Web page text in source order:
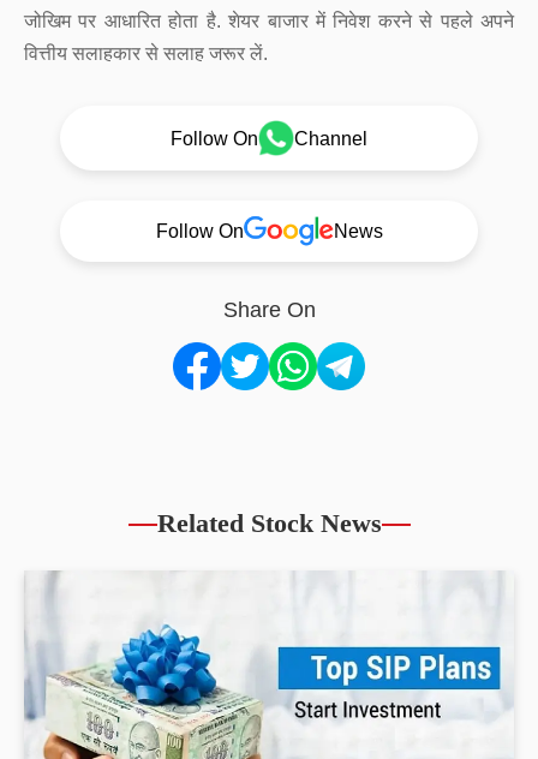
जोखिम पर आधारित होता है. शेयर बाजार में निवेश करने से पहले अपने
वित्तीय सलाहकार से सलाह जरूर लें.
Follow On Channel
Follow On News
Share On
Related Stock News